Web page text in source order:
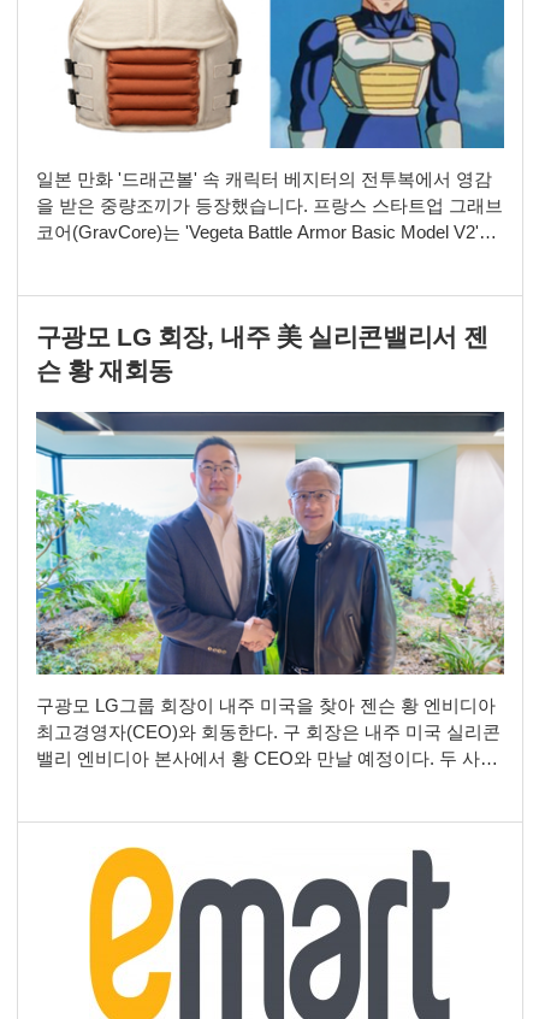
일본 만화 '드래곤볼' 속 캐릭터 베지터의 전투복에서 영감
을 받은 중량조끼가 등장했습니다. 프랑스 스타트업 그래브
코어(GravCore)는 'Vegeta Battle Armor Basic Model V2'를
활용 가능하며 군용 장비에도 사용되는 1000D 코듀라 원단
을
구광모 LG 회장, 내주 美 실리콘밸리서 젠
슨 황 재회동
구광모 LG그룹 회장이 내주 미국을 찾아 젠슨 황 엔비디아
최고경영자(CEO)와 회동한다. 구 회장은 내주 미국 실리콘
밸리 엔비디아 본사에서 황 CEO와 만날 예정이다. 두 사람
서 데이터센터를 비롯한 인공지능(AI) 인프라와 로보틱스·
자율주행 등 다양한 분야에서